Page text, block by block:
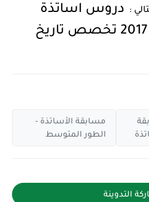
: دروس اساتذة
التعليم المتوسط 2017 تخصص تاريخ
مسابقة الأساتذة -
الطور المتوسط